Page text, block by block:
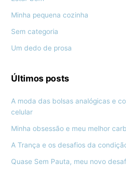
Minha pequena cozinha
Sem categoria
Um dedo de prosa
Últimos posts
A moda das bolsas analógicas e
celular
Minha obsessão e meu melhor
A Trança e os desafios da
Quase Sem Pauta, meu novo